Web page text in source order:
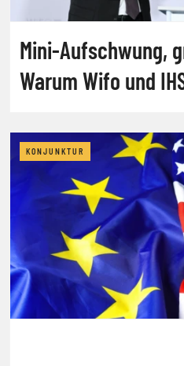
Mini-Aufschwung,
Warum Wifo und
KONJUNKTUR